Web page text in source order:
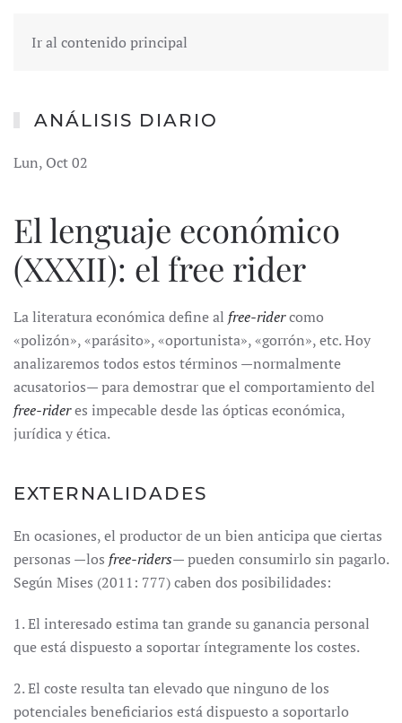
Ir al contenido principal
ANÁLISIS DIARIO
Lun, Oct 02
El lenguaje económico
(XXXII): el free rider
La literatura económica define al free-ridercomo
«polizón», «parásito», «oportunista», «gorrón», etc. Hoy
analizaremos todos estos términos —normalmente
acusatorios— para demostrar que el comportamiento del
free-rideres impecable desde las ópticas económica,
jurídica y ética.
EXTERNALIDADES
En ocasiones, el productor de un bien anticipa que ciertas
personas —los free-riders— pueden consumirlo sin pagarlo.
Según Mises (2011: 777) caben dos posibilidades:
1. El interesado estima tan grande su ganancia personal
que está dispuesto a soportar íntegramente los costes.
2. El coste resulta tan elevado que ninguno de los
potenciales beneficiarios está dispuesto a soportarlo